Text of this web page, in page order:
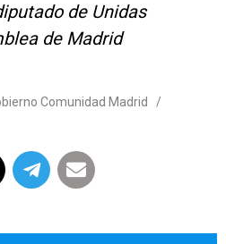
de Unidas
de Madrid
Comunidad Madrid
/